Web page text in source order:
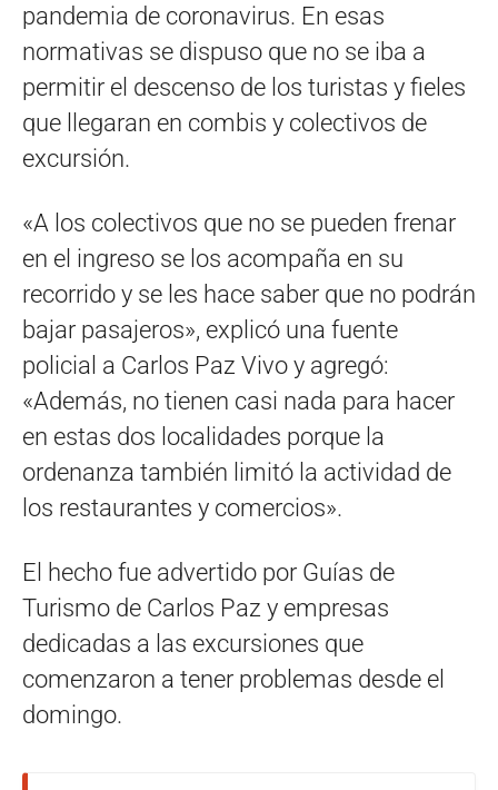
pandemia de coronavirus. En esas
normativas se dispuso que no se iba a
permitir el descenso de los turistas y fieles
que llegaran en combis y colectivos de
excursión.
«A los colectivos que no se pueden frenar
en el ingreso se los acompaña en su
recorrido y se les hace saber que no podrán
bajar pasajeros», explicó una fuente
policial a Carlos Paz Vivo y agregó:
«Además, no tienen casi nada para hacer
en estas dos localidades porque la
ordenanza también limitó la actividad de
los restaurantes y comercios».
El hecho fue advertido por Guías de
Turismo de Carlos Paz y empresas
dedicadas a las excursiones que
comenzaron a tener problemas desde el
domingo.